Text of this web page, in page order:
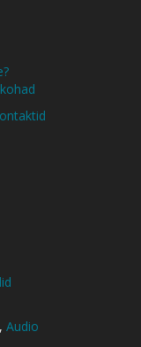
, Audio